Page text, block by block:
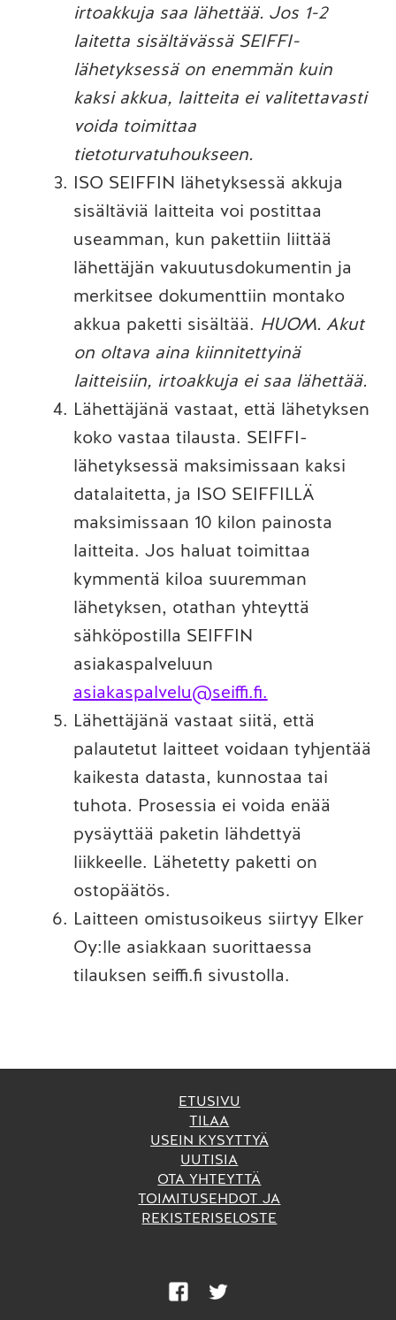
irtoakkuja saa lähettää. Jos 1-2
laitetta sisältävässä SEIFFI-
lähetyksessä on enemmän kuin
kaksi akkua, laitteita ei valitettavasti
voida toimittaa
tietoturvatuhoukseen.
ISO SEIFFIN lähetyksessä akkuja
sisältäviä laitteita voi postittaa
useamman, kun pakettiin liittää
lähettäjän vakuutusdokumentin ja
merkitsee dokumenttiin montako
akkua paketti sisältää. HUOM. Akut
on oltava aina kiinnitettyinä
laitteisiin, irtoakkuja ei saa lähettää.
Lähettäjänä vastaat, että lähetyksen
koko vastaa tilausta. SEIFFI-
lähetyksessä maksimissaan kaksi
datalaitetta, ja ISO SEIFFILLÄ
maksimissaan 10 kilon painosta
laitteita. Jos haluat toimittaa
kymmentä kiloa suuremman
lähetyksen, otathan yhteyttä
sähköpostilla SEIFFIN
asiakaspalveluun
asiakaspalvelu@seiffi.fi.
Lähettäjänä vastaat siitä, että
palautetut laitteet voidaan tyhjentää
kaikesta datasta, kunnostaa tai
tuhota. Prosessia ei voida enää
pysäyttää paketin lähdettyä
liikkeelle. Lähetetty paketti on
ostopäätös.
Laitteen omistusoikeus siirtyy Elker
Oy:lle asiakkaan suorittaessa
tilauksen seiffi.fi sivustolla.
ETUSIVU
TILAA
USEIN KYSYTTYÄ
UUTISIA
OTA YHTEYTTÄ
TOIMITUSEHDOT JA
REKISTERISELOSTE